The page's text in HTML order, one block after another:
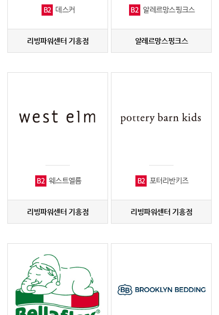
B2 데스커
리빙파워센터 기흥점
B2 알레르망스핑크스
알레르망스핑크스
B2 웨스트엘름
리빙파워센터 기흥점
B2 포터리반키즈
리빙파워센터 기흥점